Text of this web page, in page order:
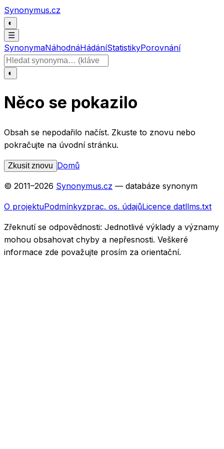
Přeskočit na obsah
Synonymus.cz
◐
☰
SynonymaNáhodnáHádáníStatistikyPorovnání
Hledat slovo
◐
Něco se pokazilo
Obsah se nepodařilo načíst. Zkuste to znovu nebo
pokračujte na úvodní stránku.
Zkusit znovu Domů
© 2011–2026 Synonymus.cz — databáze synonym
O projektuPodmínkyzprac. os. údajůLicence datllms.txt
Zřeknutí se odpovědnosti: Jednotlivé výklady a významy
mohou obsahovat chyby a nepřesnosti. Veškeré
informace zde považujte prosím za orientační.